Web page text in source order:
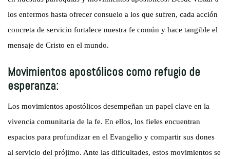
los enfermos hasta ofrecer consuelo a los que sufren, cada acción
concreta de servicio fortalece nuestra fe común y hace tangible el
mensaje de Cristo en el mundo.
Movimientos apostólicos como refugio de
esperanza:
Los movimientos apostólicos desempeñan un papel clave en la
vivencia comunitaria de la fe. En ellos, los fieles encuentran
espacios para profundizar en el Evangelio y compartir sus dones
al servicio del prójimo. Ante las dificultades, estos movimientos se